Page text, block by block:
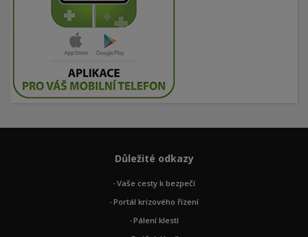
Důležité odkazy
Vaše cesty k bezpečí
Portál krizového řízení
Pálení klestí